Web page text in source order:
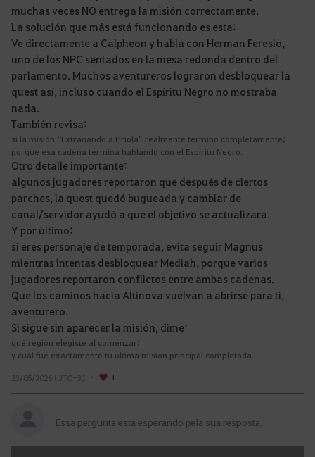
muchas veces NO entrega la misión correctamente.
La solución que más está funcionando es esta:
Ve directamente a Calpheon y habla con Herman Feresio,
uno de los NPC sentados en la mesa redonda dentro del
parlamento. Muchos aventureros lograron desbloquear la
quest así, incluso cuando el Espíritu Negro no mostraba
nada.
También revisa:
si la misión “Extrañando a Priola” realmente terminó completamente;
porque esa cadena termina hablando con el Espíritu Negro.
Otro detalle importante:
algunos jugadores reportaron que después de ciertos
parches, la quest quedó bugueada y cambiar de
canal/servidor ayudó a que el objetivo se actualizara.
Y por último:
si eres personaje de temporada, evita seguir Magnus
mientras intentas desbloquear Mediah, porque varios
jugadores reportaron conflictos entre ambas cadenas.
Que los caminos hacia Altinova vuelvan a abrirse para ti,
aventurero.
Si sigue sin aparecer la misión, dime:
qué región elegiste al comenzar;
y cuál fue exactamente tu última misión principal completada.
23/05/2026 (UTC-3)
1
Essa pergunta está esperando pela sua resposta.